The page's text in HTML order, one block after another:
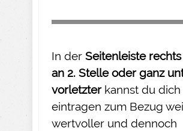
In der Seitenleiste
an 2. Stelle oder ganz
vorletzter kannst du dich
eintragen zum Bezug
wertvoller und dennoch